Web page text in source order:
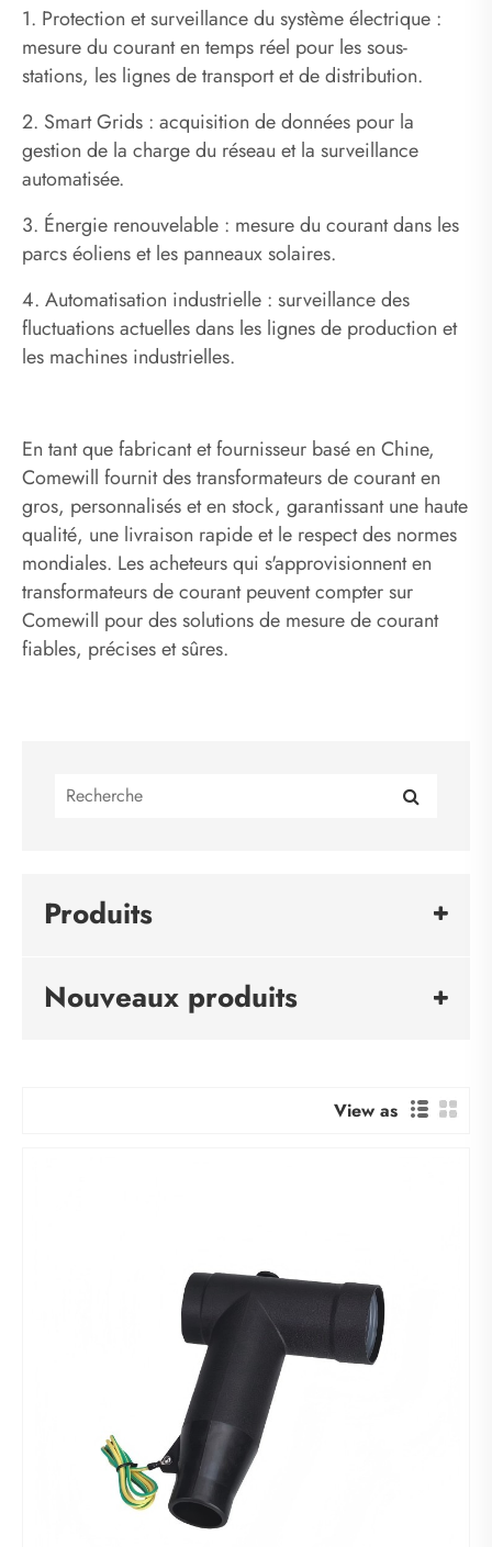
1. Protection et surveillance du système électrique :
mesure du courant en temps réel pour les sous-
stations, les lignes de transport et de distribution.
2. Smart Grids : acquisition de données pour la
gestion de la charge du réseau et la surveillance
automatisée.
3. Énergie renouvelable : mesure du courant dans les
parcs éoliens et les panneaux solaires.
4. Automatisation industrielle : surveillance des
fluctuations actuelles dans les lignes de production et
les machines industrielles.
En tant que fabricant et fournisseur basé en Chine,
Comewill fournit des transformateurs de courant en
gros, personnalisés et en stock, garantissant une haute
qualité, une livraison rapide et le respect des normes
mondiales. Les acheteurs qui s'approvisionnent en
transformateurs de courant peuvent compter sur
Comewill pour des solutions de mesure de courant
fiables, précises et sûres.
Produits
Nouveaux produits
View as